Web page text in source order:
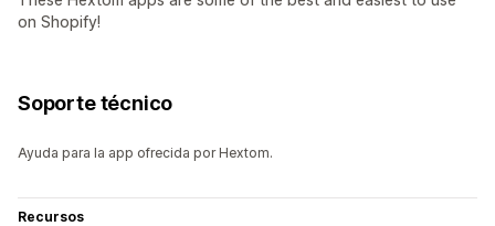
on Shopify!
Soporte técnico
Ayuda para la app ofrecida por Hextom.
Recursos